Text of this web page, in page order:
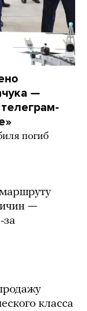
—
погиб
—
за
класса